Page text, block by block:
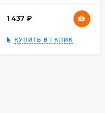
1 437
КУПИТЬ В 1 КЛИК